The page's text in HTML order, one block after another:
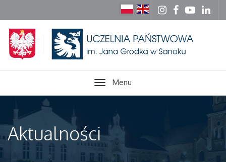
Menu
Aktualności